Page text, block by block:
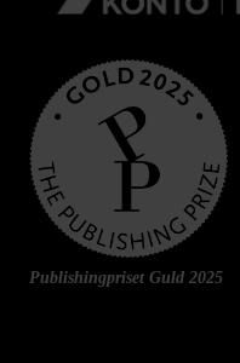
Publishingpriset Guld 2025